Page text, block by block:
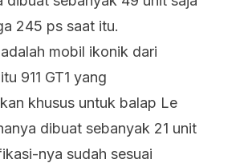
245 ps saat itu.
mobil ikonik dari
911 GT1 yang
khusus untuk balap Le
dibuat sebanyak 21 unit
nya sudah sesuai